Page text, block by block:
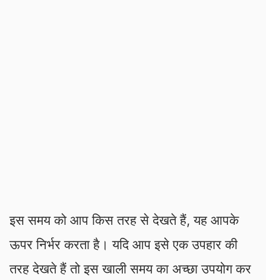
इस समय को आप किस तरह से देखते हैं, यह आपके
ऊपर निर्भर करता है। यदि आप इसे एक उपहार की
तरह देखते हैं तो इस खाली समय का अच्छा उपयोग कर